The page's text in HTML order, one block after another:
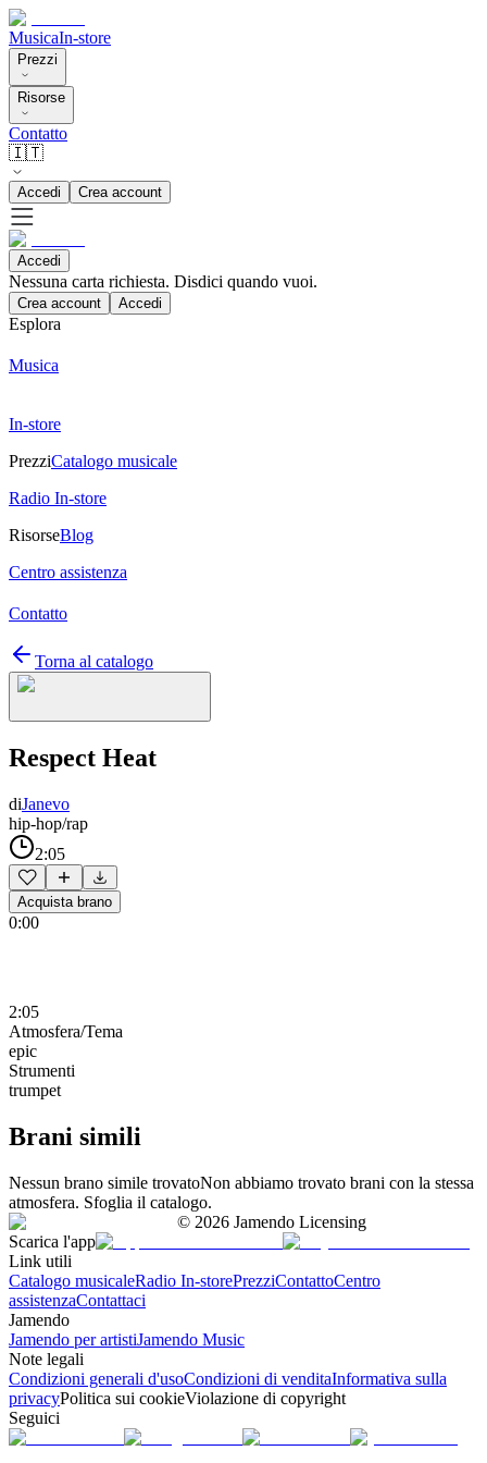
MusicaIn-store
Prezzi
Risorse
Contatto
🇮🇹
Accedi Crea account
Accedi
Nessuna carta richiesta. Disdici quando vuoi.
Crea account Accedi
Esplora
Musica
In-store
PrezziCatalogo musicale
Radio In-store
RisorseBlog
Centro assistenza
Contatto
Torna al catalogo
Respect Heat
diJanevo
hip-hop/rap
2:05
Acquista brano
0:00
2:05
Atmosfera/Tema
epic
Strumenti
trumpet
Brani simili
Nessun brano simile trovatoNon abbiamo trovato brani con la stessa
atmosfera. Sfoglia il catalogo.
© 2026 Jamendo Licensing
Scarica l'app
Link utili
Catalogo musicaleRadio In-storePrezziContattoCentro
assistenzaContattaci
Jamendo
Jamendo per artistiJamendo Music
Note legali
Condizioni generali d'usoCondizioni di venditaInformativa sulla
privacyPolitica sui cookieViolazione di copyright
Seguici